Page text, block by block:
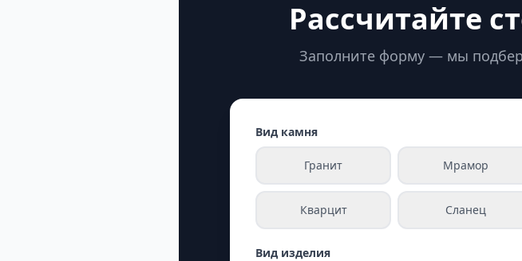
Рассчитайте
Заполните форму — мы
Вид камня
Гранит Мрамор
Кварцит Сланец
Вид изделия